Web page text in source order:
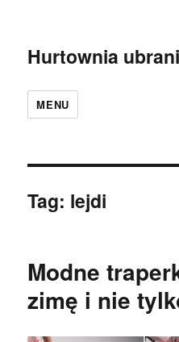
Hurtownia
MENU
Tag: lejdi
Modne
zimę i nie